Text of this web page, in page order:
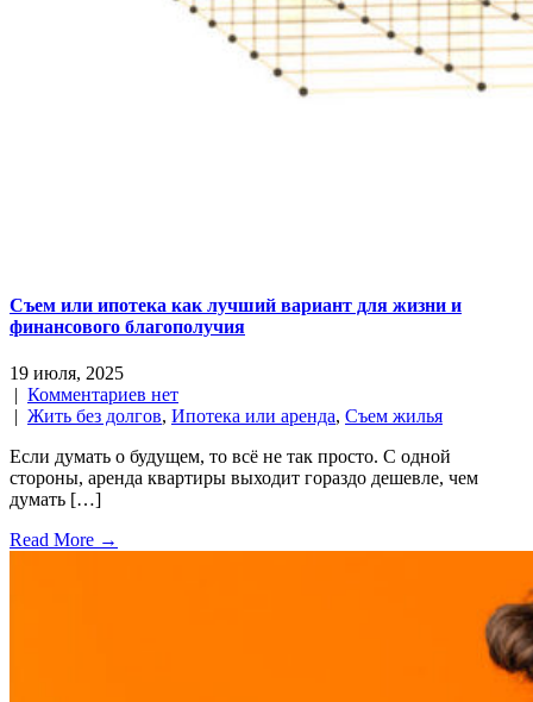
Съем или ипотека как лучший вариант для жизни и
финансового благополучия
19 июля, 2025
| Комментариев нет
| Жить без долгов, Ипотека или аренда, Съем жилья
Если думать о будущем, то всё не так просто. С одной
стороны, аренда квартиры выходит гораздо дешевле, чем
думать […]
Read More →